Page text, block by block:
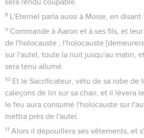
sera rendu coupable.
8 L'Eternel parla aussi à Moïse, en disant :
9 Commande à Aaron et à ses fils, et
de l'holocauste ; l'holocauste
sur l'autel, toute la nuit jusqu'au matin,
sera tenu allumé.
10 Et le Sacrificateur, vêtu de sa robe de
caleçons de lin sur sa chair, et il lèvera
le feu aura consumé l'holocauste sur
mettra près de l'autel.
11 Alors il dépouillera ses vêtements, et